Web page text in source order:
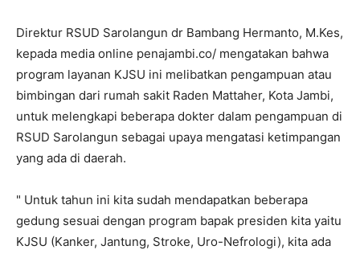
Direktur RSUD Sarolangun dr Bambang Hermanto, M.Kes,
kepada media online penajambi.co/ mengatakan bahwa
program layanan KJSU ini melibatkan pengampuan atau
bimbingan dari rumah sakit Raden Mattaher, Kota Jambi,
untuk melengkapi beberapa dokter dalam pengampuan di
RSUD Sarolangun sebagai upaya mengatasi ketimpangan
yang ada di daerah.
" Untuk tahun ini kita sudah mendapatkan beberapa
gedung sesuai dengan program bapak presiden kita yaitu
KJSU (Kanker, Jantung, Stroke, Uro-Nefrologi), kita ada